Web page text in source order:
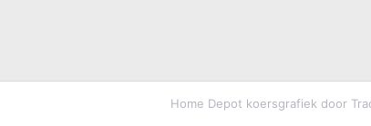
Home Depot koersgrafiek door